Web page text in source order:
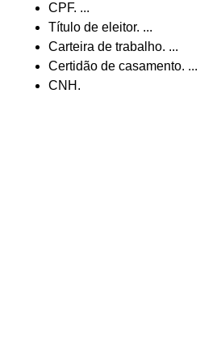
CPF. ...
Título de eleitor. ...
Carteira de trabalho. ...
Certidão de casamento. ...
CNH.